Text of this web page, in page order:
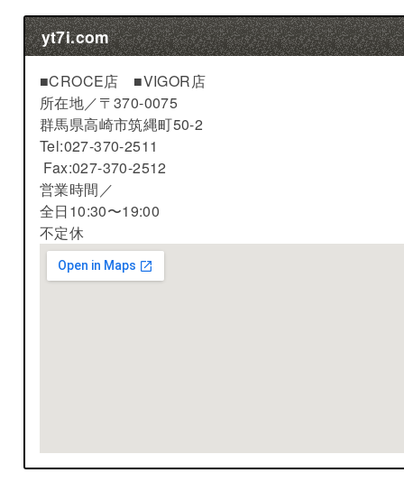
yt7i.com
■CROCE店 ■VIGOR店
所在地／〒370-0075
群馬県高崎市筑縄町50-2
Tel:027-370-2511
Fax:027-370-2512
営業時間／
全日10:30〜19:00
不定休